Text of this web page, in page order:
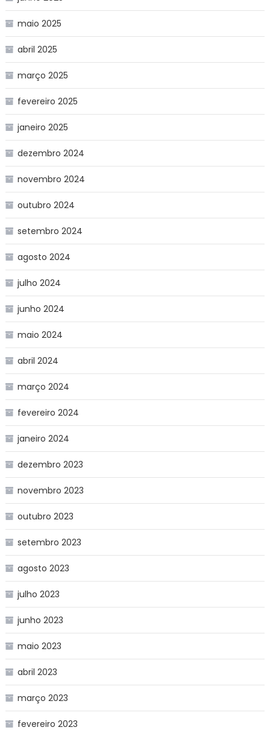
maio 2025
abril 2025
março 2025
fevereiro 2025
janeiro 2025
dezembro 2024
novembro 2024
outubro 2024
setembro 2024
agosto 2024
julho 2024
junho 2024
maio 2024
abril 2024
março 2024
fevereiro 2024
janeiro 2024
dezembro 2023
novembro 2023
outubro 2023
setembro 2023
agosto 2023
julho 2023
junho 2023
maio 2023
abril 2023
março 2023
fevereiro 2023